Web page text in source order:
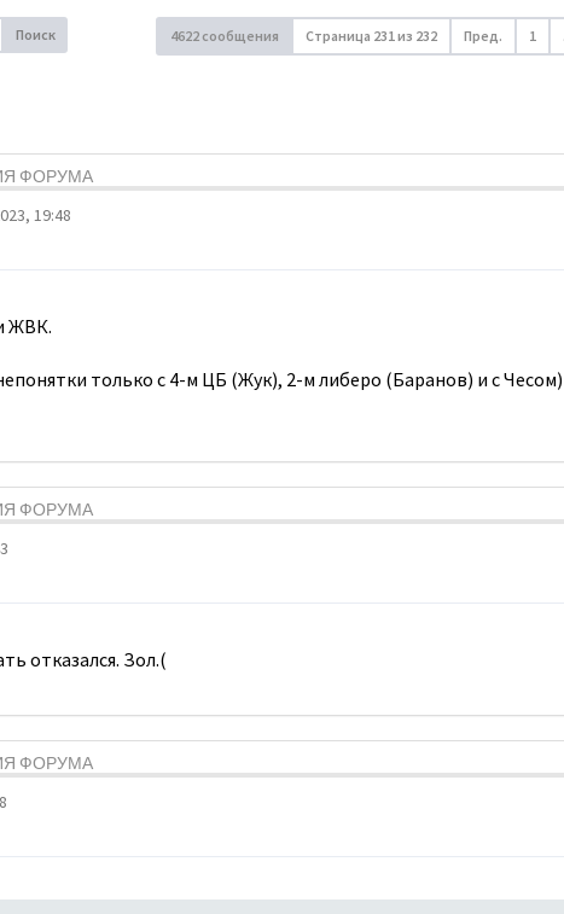
Поиск 4622 сообщения Страница 231из 232 Пред. 1
ФОРУМА
19:48
ЖВК.
только с 4-м ЦБ (Жук), 2-м либеро (Баранов) и с Чесом)
ФОРУМА
отказался. Зол.(
ФОРУМА